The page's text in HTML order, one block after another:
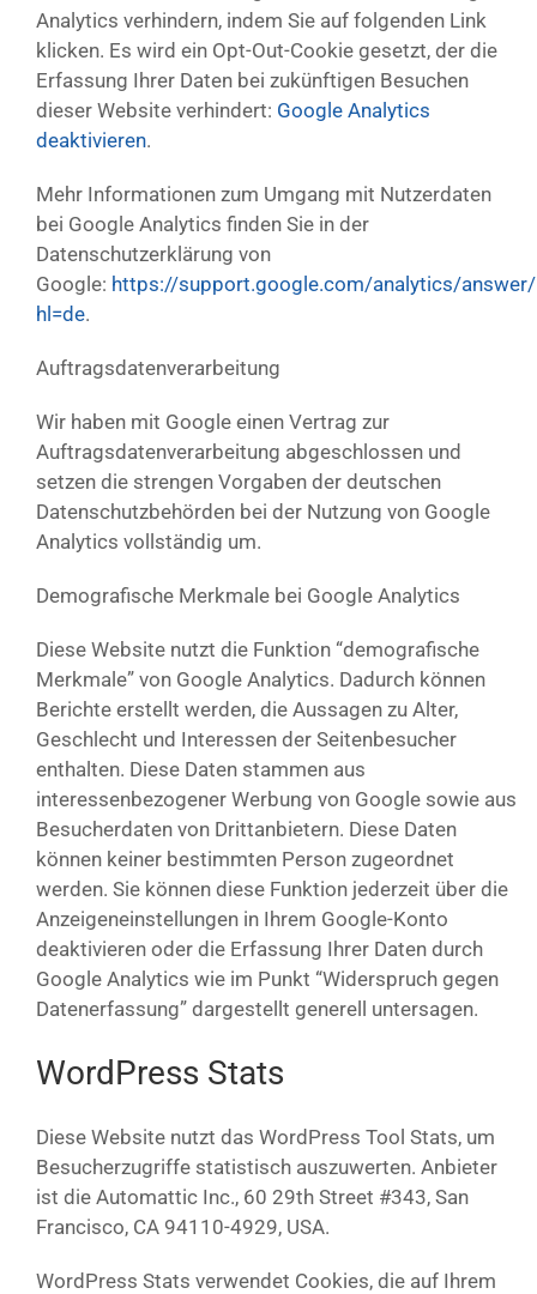
Analytics verhindern, indem Sie auf folgenden Link
klicken. Es wird ein Opt-Out-Cookie gesetzt, der die
Erfassung Ihrer Daten bei zukünftigen Besuchen
dieser Website verhindert: Google Analytics
deaktivieren.
Mehr Informationen zum Umgang mit Nutzerdaten
bei Google Analytics finden Sie in der
Datenschutzerklärung von
Google: https://support.google.com/analytics/
hl=de.
Auftragsdatenverarbeitung
Wir haben mit Google einen Vertrag zur
Auftragsdatenverarbeitung abgeschlossen und
setzen die strengen Vorgaben der deutschen
Datenschutzbehörden bei der Nutzung von Google
Analytics vollständig um.
Demografische Merkmale bei Google Analytics
Diese Website nutzt die Funktion “demografische
Merkmale” von Google Analytics. Dadurch können
Berichte erstellt werden, die Aussagen zu Alter,
Geschlecht und Interessen der Seitenbesucher
enthalten. Diese Daten stammen aus
interessenbezogener Werbung von Google sowie aus
Besucherdaten von Drittanbietern. Diese Daten
können keiner bestimmten Person zugeordnet
werden. Sie können diese Funktion jederzeit über die
Anzeigeneinstellungen in Ihrem Google-Konto
deaktivieren oder die Erfassung Ihrer Daten durch
Google Analytics wie im Punkt “Widerspruch gegen
Datenerfassung” dargestellt generell untersagen.
WordPress Stats
Diese Website nutzt das WordPress Tool Stats, um
Besucherzugriffe statistisch auszuwerten. Anbieter
ist die Automattic Inc., 60 29th Street #343, San
Francisco, CA 94110-4929, USA.
WordPress Stats verwendet Cookies, die auf Ihrem